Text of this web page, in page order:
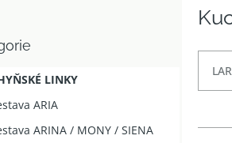
LINKY
ARIA
ARINA / MONY / SIENA